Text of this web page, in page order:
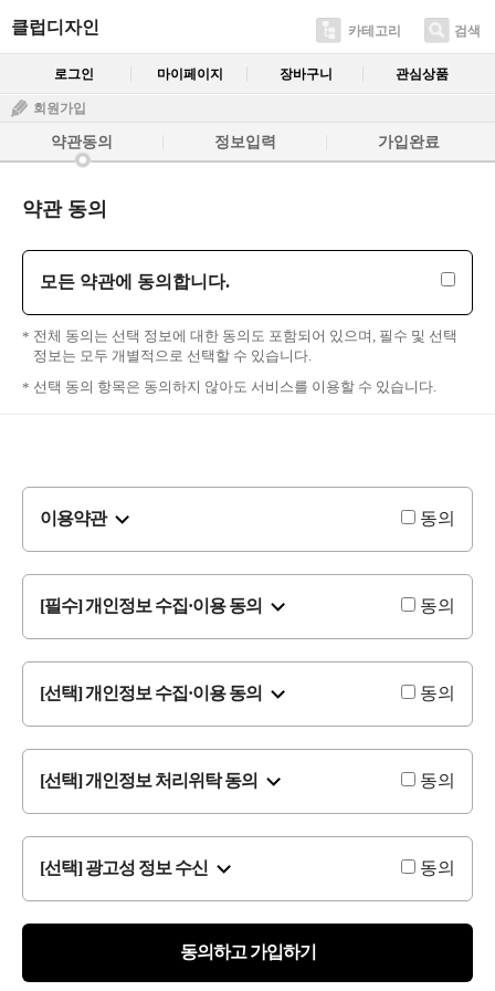
클럽디자인 카테고리 검색
로그인 마이페이지 장바구니 관심상품
회원가입
약관동의 정보입력 가입완료
약관 동의
모든 약관에 동의합니다.
전체 동의는 선택 정보에 대한 동의도 포함되어 있으며, 필수 및 선택
정보는 모두 개별적으로 선택할 수 있습니다.
선택 동의 항목은 동의하지 않아도 서비스를 이용할 수 있습니다.
이용약관 동의
[필수] 개인정보 수집·이용 동의 동의
[선택] 개인정보 수집·이용 동의 동의
[선택] 개인정보 처리위탁 동의 동의
[선택] 광고성 정보 수신 동의
동의하고 가입하기